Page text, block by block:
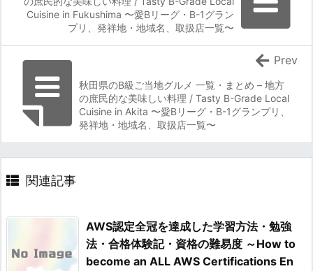
Cuisine in Fukushima 〜愛Bリーグ・B-1グラン
プリ、発祥地・地域名、取扱店一覧〜
秋田県のB級ご当地グルメ 一覧・まとめ – 地方
の庶民的な美味しい料理 / Tasty B-Grade Local
Cuisine in Akita 〜愛Bリーグ・B-1グランプリ、
発祥地・地域名、取扱店一覧〜
Prev
関連記事
AWS認定全冠を達成した学習方法・勉強
法・合格体験記・資格の難易度 ～How to
become an ALL AWS Certifications En